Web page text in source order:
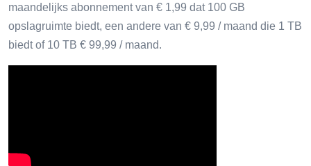
maandelijks abonnement van € 1,99 dat 100 GB
opslagruimte biedt, een andere van € 9,99 / maand die 1 TB
biedt of 10 TB € 99,99 / maand.